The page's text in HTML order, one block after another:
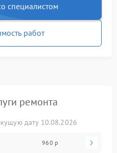
специалистом
работ
ремонта
дату 10.08.2026
960 р